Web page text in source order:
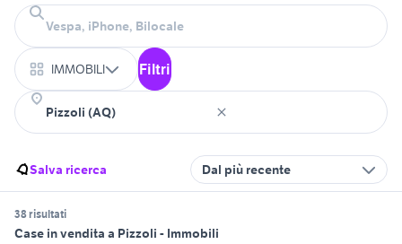
IMMOBILI Filtri
Salva ricerca Dal più recente
38 risultati
Case in vendita a Pizzoli - Immobili